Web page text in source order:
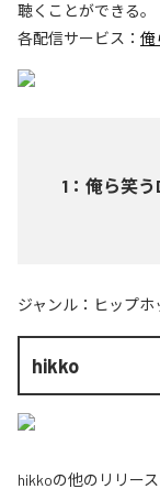
聴くことができる。
各配信サービス： 俺
1 ： 俺ら笑
ジャンル： ヒップ
hikko
hikkoの他のリリース